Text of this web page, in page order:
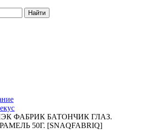
Найти
ФАБРИК БАТОНЧИК ГЛАЗ.
50Г. [SNAQFABRIQ]